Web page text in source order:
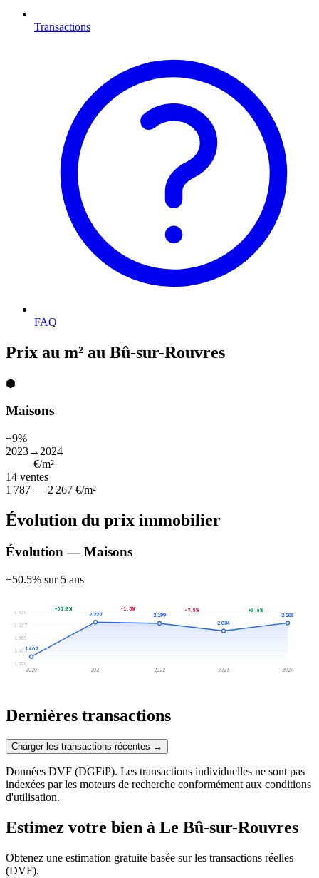
Transactions
FAQ
Prix au m² au Bû-sur-Rouvres
⬢
Maisons
+9%
2023→2024
€/m²
14 ventes
1 787 — 2 267 €/m²
Évolution du prix immobilier
Évolution — Maisons
+50.5% sur 5 ans
1 320
1 603
1 885
2 167
2 450
1 467
2020
2 227
2021
2 199
2022
2 034
2023
2 208
2024
+51.8% -1.3% -7.5% +8.6%
Dernières transactions
Charger les transactions récentes →
Données DVF (DGFiP). Les transactions individuelles ne sont pas
indexées par les moteurs de recherche conformément aux conditions
d'utilisation.
Estimez votre bien à Le Bû-sur-Rouvres
Obtenez une estimation gratuite basée sur les transactions réelles
(DVF).